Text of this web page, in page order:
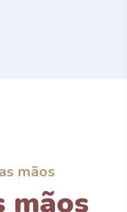
mãos
mãos